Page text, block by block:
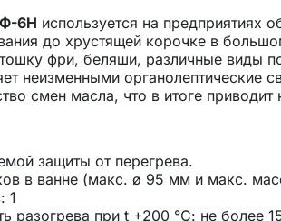
6Н используется на предприятиях
до хрустящей корочке в
фри, беляши, различные
неизменными органолептические
смен масла, что в итоге
защиты от перегрева.
в ванне (макс. ø 95 мм и макс.
1
разогрева при t +200 °С: не более